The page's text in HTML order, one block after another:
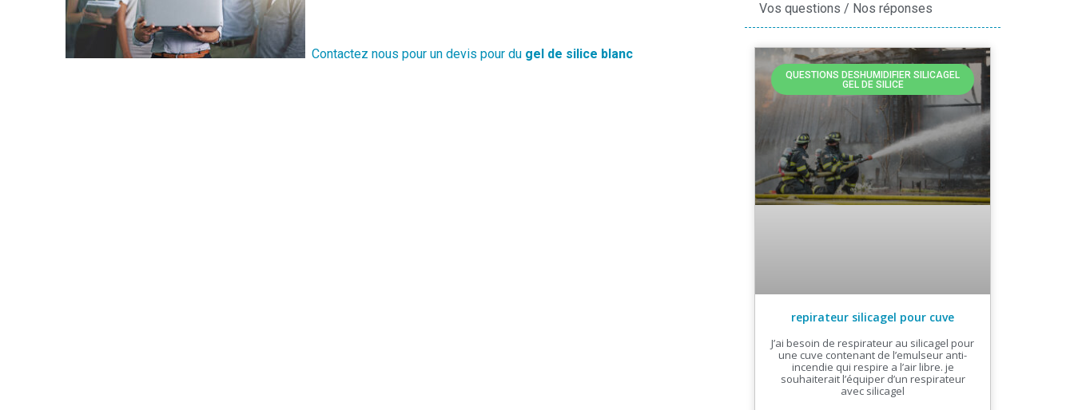
Contactez nous pour un devis pour du gel de silice blanc
Vos questions / Nos réponses
QUESTIONS DESHUMIDIFIER SILICAGEL
GEL DE SILICE
repirateur silicagel pour cuve
J’ai besoin de respirateur au silicagel pour
une cuve contenant de l’emulseur anti-
incendie qui respire a l’air libre. je
souhaiterait l’équiper d’un respirateur
avec silicagel